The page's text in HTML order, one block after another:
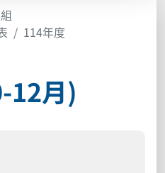
114年度
12月)